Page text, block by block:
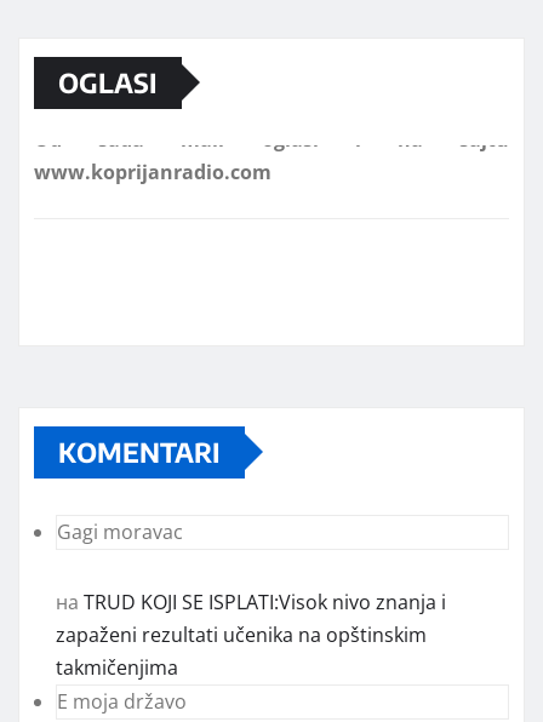
OGLASI
Od sada mali oglasi i na sajtu
www.koprijanradio.com
KOMENTARI
Gagi moravac
на TRUD KOJI SE ISPLATI:Visok nivo znanja i
zapaženi rezultati učenika na opštinskim
takmičenjima
E moja državo